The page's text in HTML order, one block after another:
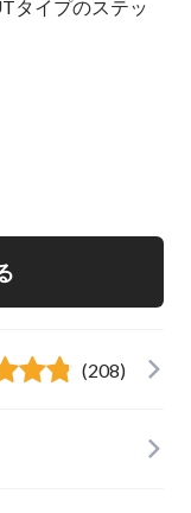
タイプのステッ
(208)